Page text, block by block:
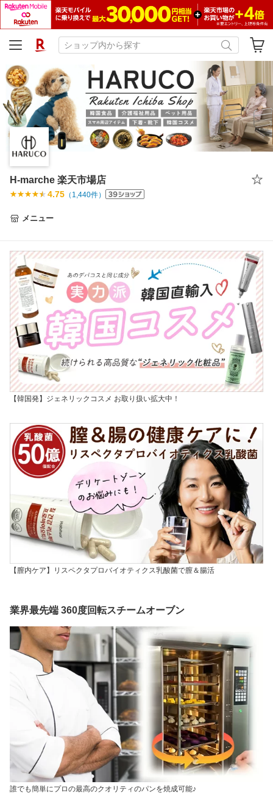
H-marche 楽天市場店
4.75 （ 1,440件）
メニュー
【韓国発】ジェネリックコスメ お取り扱い拡大中！
【膣内ケア】リスペクタプロバイオティクス乳酸菌で膣＆腸活
業界最先端 360度回転スチームオーブン
誰でも簡単にプロの最高のクオリティのパンを焼成可能♪